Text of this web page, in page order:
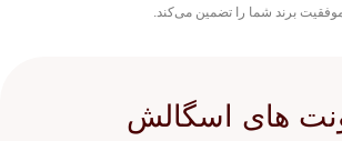
برند شما را تضمین می‌کند.
های اسگالش